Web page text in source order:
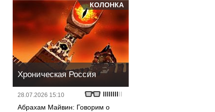
КОЛОНКА
Хроническая Россия
28.07.2026 15:10
Абрахам Майвин: Говорим о